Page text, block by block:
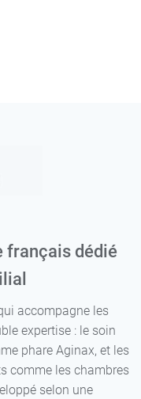
français dédié
accompagne les
expertise : le soin
phare Aginax, et les
comme les chambres
selon une